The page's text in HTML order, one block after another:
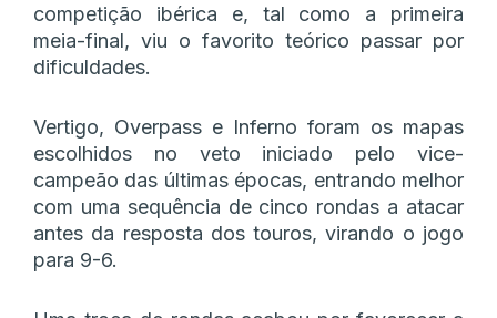
competição ibérica e, tal como a primeira
meia-final, viu o favorito teórico passar por
dificuldades.
Vertigo, Overpass e Inferno foram os mapas
escolhidos no veto iniciado pelo vice-
campeão das últimas épocas, entrando melhor
com uma sequência de cinco rondas a atacar
antes da resposta dos touros, virando o jogo
para 9-6.